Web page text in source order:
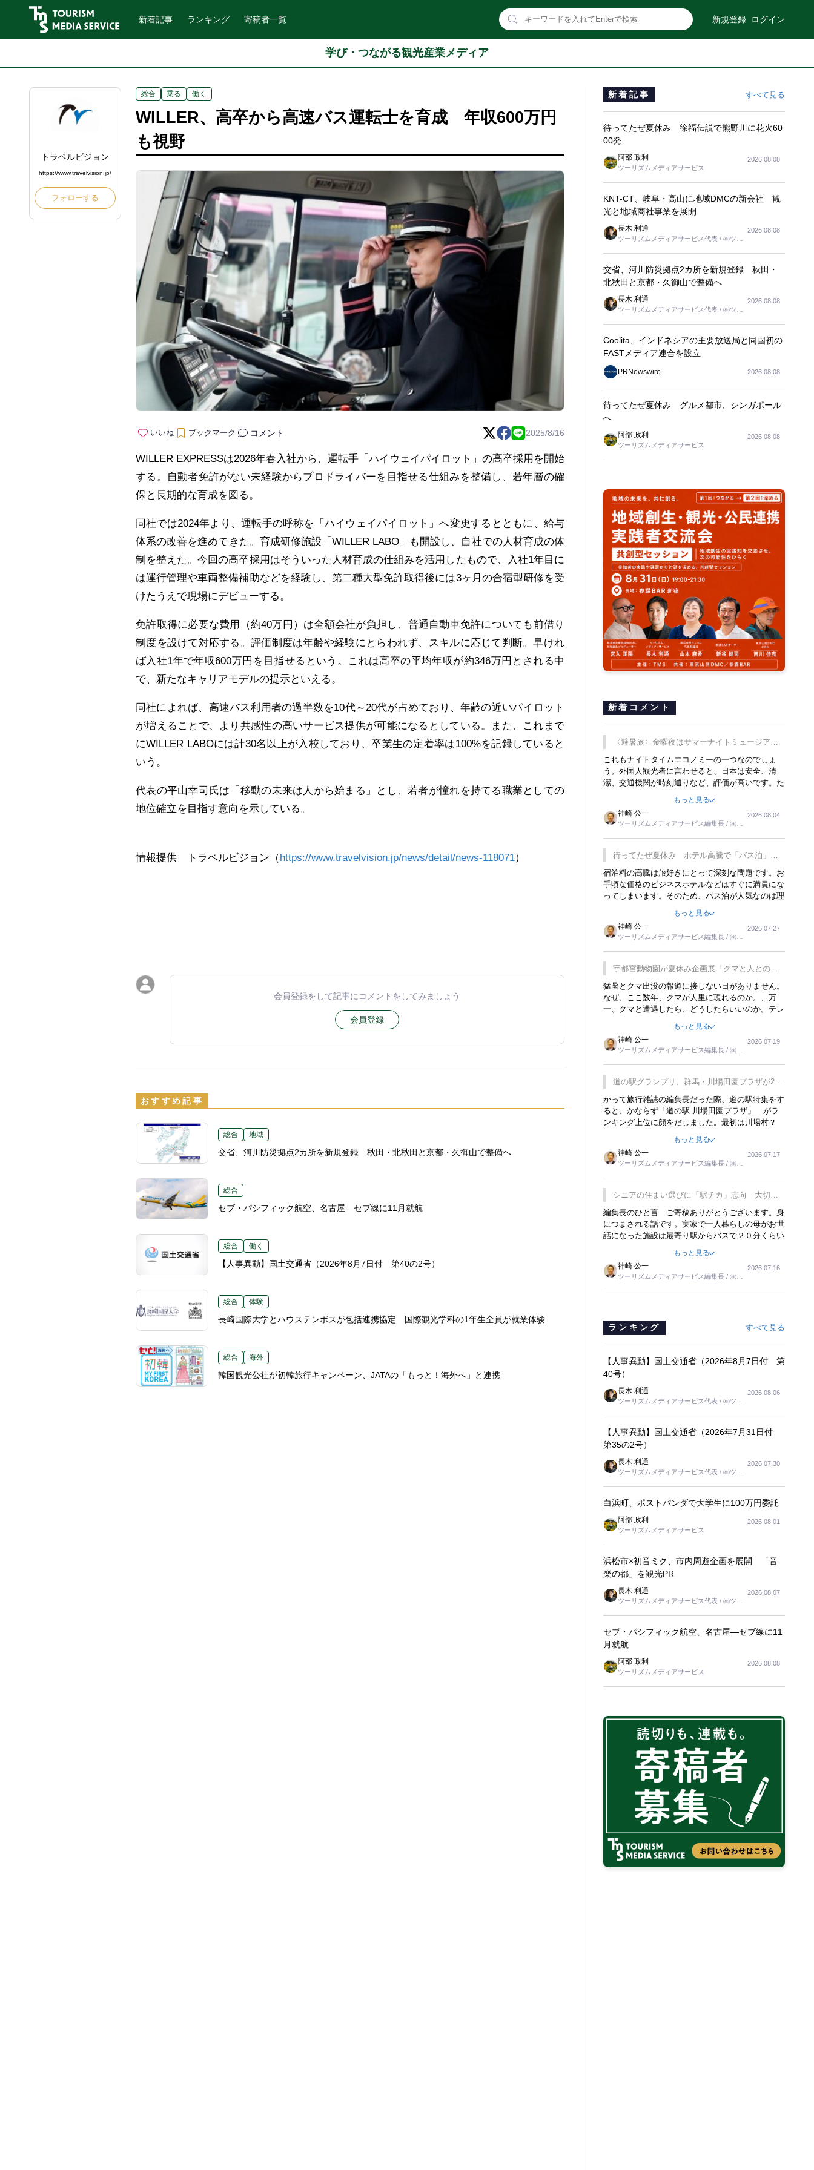
新着記事 ランキング 寄稿者一覧 新規登録 ログイン
学び・つながる観光産業メディア
トラベルビジョン
https://www.travelvision.jp/
フォローする
総合 乗る 働く
WILLER、高卒から高速バス運転士を育成 年収600万円
も視野
いいね ブックマーク コメント 2025/8/16
WILLER EXPRESSは2026年春入社から、運転手「ハイウェイパイロット」の高卒採用を開始
する。自動者免許がない未経験からプロドライバーを目指せる仕組みを整備し、若年層の確
保と長期的な育成を図る。
同社では2024年より、運転手の呼称を「ハイウェイパイロット」へ変更するとともに、給与
体系の改善を進めてきた。育成研修施設「WILLER LABO」も開設し、自社での人材育成の体
制を整えた。今回の高卒採用はそういった人材育成の仕組みを活用したもので、入社1年目に
は運行管理や車両整備補助などを経験し、第二種大型免許取得後には3ヶ月の合宿型研修を受
けたうえで現場にデビューする。
免許取得に必要な費用（約40万円）は全額会社が負担し、普通自動車免許についても前借り
制度を設けて対応する。評価制度は年齢や経験にとらわれず、スキルに応じて判断。早けれ
ば入社1年で年収600万円を目指せるという。これは高卒の平均年収が約346万円とされる中
で、新たなキャリアモデルの提示といえる。
同社によれば、高速バス利用者の過半数を10代～20代が占めており、年齢の近いパイロット
が増えることで、より共感性の高いサービス提供が可能になるとしている。また、これまで
にWILLER LABOには計30名以上が入校しており、卒業生の定着率は100%を記録していると
いう。
代表の平山幸司氏は「移動の未来は人から始まる」とし、若者が憧れを持てる職業としての
地位確立を目指す意向を示している。
情報提供 トラベルビジョン（ https://www.travelvision.jp/news/detail/news-118071）
会員登録をして記事にコメントをしてみましょう
会員登録
おすすめ記事
総合 地域
交省、河川防災拠点2カ所を新規登録 秋田・北秋田と京都・久御山で整備へ
総合
セブ・パシフィック航空、名古屋―セブ線に11月就航
総合 働く
【人事異動】国土交通省（2026年8月7日付 第40の2号）
総合 体験
長崎国際大学とハウステンボスが包括連携協定 国際観光学科の1年生全員が就業体験
総合 海外
韓国観光公社が初韓旅行キャンペーン、JATAの「もっと！海外へ」と連携
新着記事 すべて見る
待ってたぜ夏休み 徐福伝説で熊野川に花火60
00発
阿部 政利
ツーリズムメディアサービス
2026.08.08
KNT-CT、岐阜・高山に地域DMCの新会社 観
光と地域商社事業を展開
長木 利通
ツーリズムメディアサービス代表 / ㈱ツー
2026.08.08
交省、河川防災拠点2カ所を新規登録 秋田・
北秋田と京都・久御山で整備へ
長木 利通
ツーリズムメディアサービス代表 / ㈱ツー
2026.08.08
Coolita、インドネシアの主要放送局と同国初の
FASTメディア連合を設立
PRNewswire 2026.08.08
待ってたぜ夏休み グルメ都市、シンガポール
へ
阿部 政利
ツーリズムメディアサービス
2026.08.08
新着コメント
〈避暑旅〉金曜夜はサマーナイトミュージア
ム、都立6施設で
これもナイトタイムエコノミーの一つなのでしょ
う。外国人観光者に言わせると、日本は安全、清
潔、交通機関が時刻通りなど、評価が高いです。た
す。そのような意味で、金曜夜にこのようなイベン
トが行われれば、日本人に限らず外国人にとっても
楽しみが増えるでしょうね。
もっと見る
神崎 公一
ツーリズムメディアサービス編集長 / ㈱ツ
2026.08.04
待ってたぜ夏休み ホテル高騰で「バス泊」人
気
宿泊料の高騰は旅好きにとって深刻な問題です。お
手頃な価格のビジネスホテルなどはすぐに満員にな
ってしまいます。そのため、バス泊が人気なのは理
行をした時は、移動はグレイハウンドバスでした。
夕方から夜の便を利用してホテル代を浮かせていま
した。ただし、若いからできたことです。若い人が
夜行バスで京都に行った、青森に行ったと聞くと、
疲れが残らないのかなと思ってしまいます。
もっと見る
神崎 公一
ツーリズムメディアサービス編集長 / ㈱ツ
2026.07.27
宇都宮動物園が夏休み企画展「クマと人との距
離」を7月20日から開催
猛暑とクマ出没の報道に接しない日がありません。
なぜ、ここ数年、クマが人里に現れるのか。、万
一、クマと遭遇したら、どうしたらいいのか。テレ
るなんてことは、冗談でもいえません。そんな中
で、この企画展はタイムリーですね。
もっと見る
神崎 公一
ツーリズムメディアサービス編集長 / ㈱ツ
2026.07.19
道の駅グランプリ、群馬・川場田園プラザが2連
覇
かって旅行雑誌の編集長だった際、道の駅特集をす
ると、かならず「道の駅 川場田園プラザ」 がラ
ンキング上位に顔をだしました。最初は川場村？
れ永井 彰一社長にインタビューしたら、興味深い
話が次々が飛び出しました。プレゼンも巧みで、今
でも思い出すことが２つあります。一つは、従業員
に東京ディズニーランドを見学させ、サービス業、
接客業の何かを理解してもらっていることです。
もう一つは1800円もするプレミアムヨーグルトを
販売するにあたり、社内に懸念もあったそうです。
永井社長は、駐車場に都内ナンバーの高級外車が停
まっていることに目をつけ、高級商品でも売れると
確信したそうです。今回の記事を懐かしく読みまし
もっと見る
神崎 公一
ツーリズムメディアサービス編集長 / ㈱ツ
2026.07.17
シニアの住まい選びに「駅チカ」志向 大切な
のは出かけたくなる暮らし
編集長のひと言 ご寄稿ありがとうございます。身
につまされる話です。実家で一人暮らしの母がお世
話になった施設は最寄り駅からバスで２０分くらい
りました。母の住まいから近いという理由で、その
施設を選択したのですが、私と妹にとっては、半日
仕事ででした。シニアの住まい選びは、当人だけで
はなく、世話をする家族の足の便も考えない外池な
もっと見る
神崎 公一
ツーリズムメディアサービス編集長 / ㈱ツ
2026.07.16
ランキング すべて見る
【人事異動】国土交通省（2026年8月7日付 第
40号）
長木 利通
ツーリズムメディアサービス代表 / ㈱ツー
2026.08.06
【人事異動】国土交通省（2026年7月31日付
第35の2号）
長木 利通
ツーリズムメディアサービス代表 / ㈱ツー
2026.07.30
白浜町、ポストパンダで大学生に100万円委託
阿部 政利
ツーリズムメディアサービス
2026.08.01
浜松市×初音ミク、市内周遊企画を展開 「音
楽の都」を観光PR
長木 利通
ツーリズムメディアサービス代表 / ㈱ツー
2026.08.07
セブ・パシフィック航空、名古屋―セブ線に11
月就航
阿部 政利
ツーリズムメディアサービス
2026.08.08